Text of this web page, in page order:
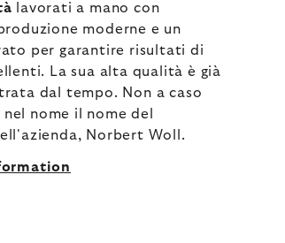
lavorati a mano con
moderne e un
per garantire risultati di
La sua alta qualità è già
dal tempo. Non a caso
nome il nome del
Norbert Woll.